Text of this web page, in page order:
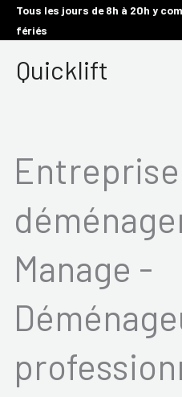
AllerTous les jours de 8h à 20h y
fériés
Quicklift
Entreprise
Manage -